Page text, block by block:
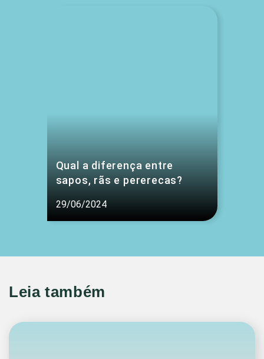
Qual a diferença entre
sapos, rãs e pererecas?
29/06/2024
Leia também